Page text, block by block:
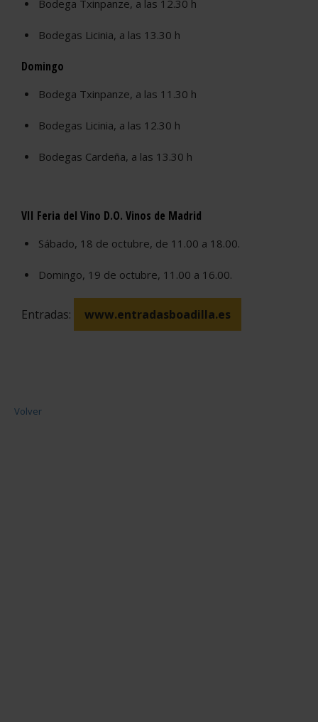
Bodega Txinpanze, a las 12.30 h
Bodegas Licinia, a las 13.30 h
Domingo
Bodega Txinpanze, a las 11.30 h
Bodegas Licinia, a las 12.30 h
Bodegas Cardeña, a las 13.30 h
VII Feria del Vino D.O. Vinos de Madrid
Sábado, 18 de octubre, de 11.00 a 18.00.
Domingo, 19 de octubre, 11.00 a 16.00.
Entradas: www.entradasboadilla.es
Volver